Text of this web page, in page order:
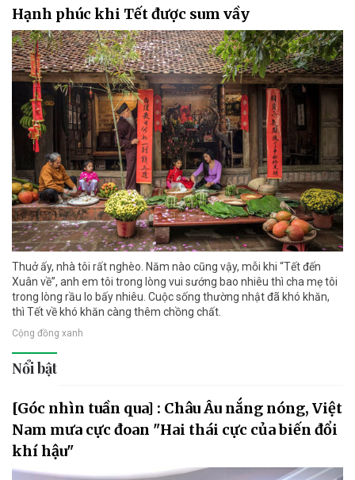
Hạnh phúc khi Tết được sum vầy
Thuở ấy, nhà tôi rất nghèo. Năm nào cũng vậy, mỗi khi “Tết đến
Xuân về”, anh em tôi trong lòng vui sướng bao nhiêu thì cha mẹ tôi
trong lòng rầu lo bấy nhiêu. Cuộc sống thường nhật đã khó khăn,
thì Tết về khó khăn càng thêm chồng chất.
Cộng đồng xanh
Nổi bật
[Góc nhìn tuần qua] : Châu Âu nắng nóng, Việt
Nam mưa cực đoan "Hai thái cực của biến đổi
khí hậu"